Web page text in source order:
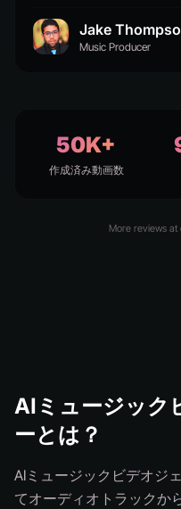
Jake
Music Producer
50K+
作成済み動画数
More reviews at
AIミュージック
ーとは？
AIミュージックビデオジ
てオーディオトラックか